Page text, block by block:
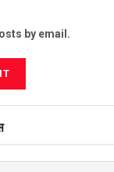
by email.